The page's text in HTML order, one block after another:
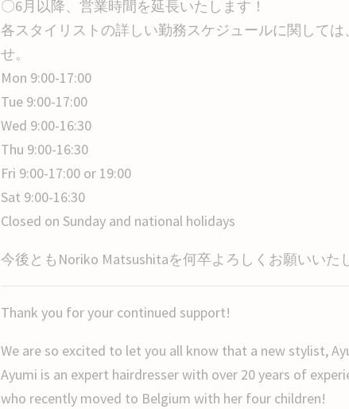
〇6月以降、営業時間を延長いたします！
各スタイリストの詳しい勤務スケジュールに関して
せ。
Mon 9:00-17:00
Tue 9:00-17:00
Wed 9:00-16:30
Thu 9:00-16:30
Fri 9:00-17:00 or 19:00
Sat 9:00-16:30
Closed on Sunday and national holidays
今後ともNoriko Matsushitaを何卒よろしくお願いいた
Thank you for your continued support!
We are so excited to let you all know that a new stylist,
Ayumi is an expert hairdresser with over 20 years of
who recently moved to Belgium with her four children!